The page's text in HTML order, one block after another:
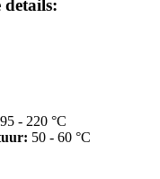
details:
- 220 °C
50 - 60 °C